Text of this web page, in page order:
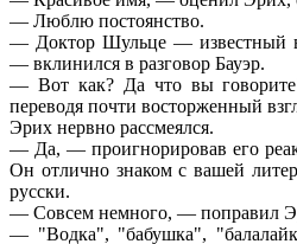
— Люблю постоянство.
— Доктор Шульце — известный
— вклинился в разговор Бауэр.
— Вот как? Да что вы
переводя почти восторженный
Эрих нервно рассмеялся.
— Да, — проигнорировав его
Он отлично знаком с вашей
русски.
— Совсем немного, — поправил
— "Водка", "бабушка",